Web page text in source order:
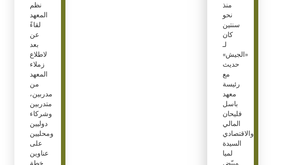
نظم
المعهد
لقاءً
عن
بعد
لاطلاع
زملاء
المعهد
من
مدربين،
متدربين
وشركاء
دوليين
ومحليين
على
عناوين
منذ
نحو
سنتين
كان
لـ
«الجيش»
حديث
مع
رئيسة
معهد
باسل
فليحان
المالي
والاقتصادي
السيدة
لميا